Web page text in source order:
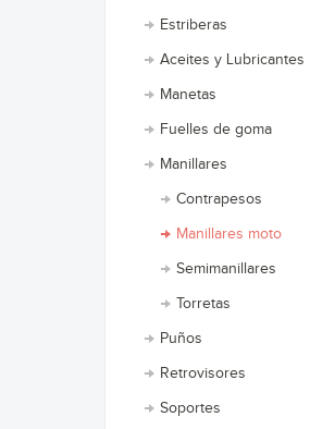
Estriberas
Aceites y Lubricantes
Manetas
Fuelles de goma
Manillares
Contrapesos
Manillares moto
Semimanillares
Torretas
Puños
Retrovisores
Soportes